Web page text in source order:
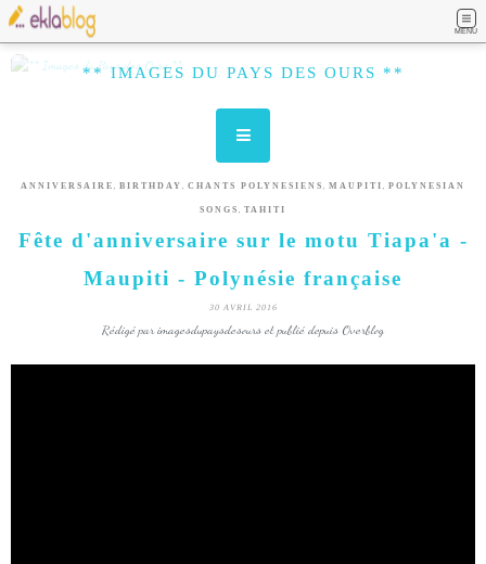
MENU
** IMAGES DU PAYS DES OURS **
ANNIVERSAIRE , BIRTHDAY , CHANTS POLYNESIENS , MAUPITI , POLYNESIAN
SONGS , TAHITI
Fête d'anniversaire sur le motu Tiapa'a -
Maupiti - Polynésie française
30 AVRIL 2016
Rédigé par imagesdupaysdesours et publié depuis Overblog